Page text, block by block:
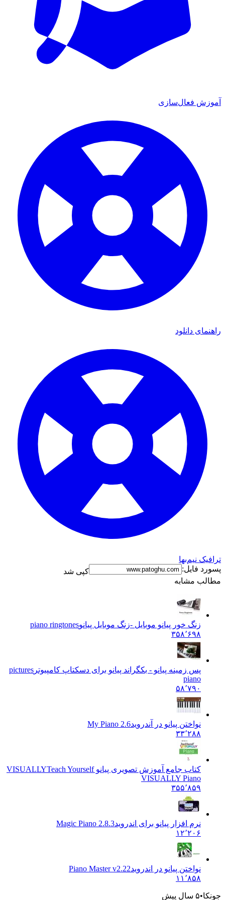
فعال‌سازی
دانلود
نیم‌بها
فایل:
کپی شد
مشابه
زنگ خور پیانو موبایل -زنگ موبایل پیانوpiano ringtones
۳۵۸٬۶۹۸
پس زمینه پیانو - بکگراند پیانو برای دسکتاپ کامپیوترpictures
۵۸٬۷۹۰
نواختن پیانو در آندروید My Piano 2.6
۳۳٬۲۸۸
کتاب جامع آموزش تصویری پیانو VISUALLYTeach Yourself
VISUALLY Piano
۳۵۵٬۸۵۹
نرم افزار پیانو برای اندروید Magic Piano 2.8.3
۱۲٬۲۰۶
نواختن پیانو در اندروید Piano Master v2.22
۱۱٬۸۵۸
۵ سال پیش